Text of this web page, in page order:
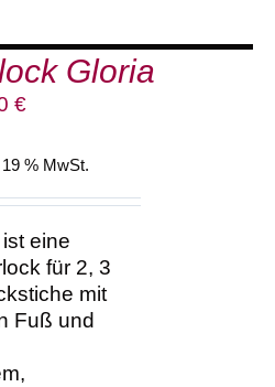
Gloria
€
% MwSt.
eine
für 2, 3
mit
Fuß und